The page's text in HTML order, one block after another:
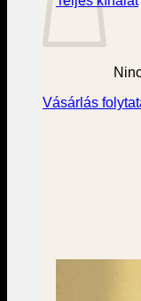
Vásárlás